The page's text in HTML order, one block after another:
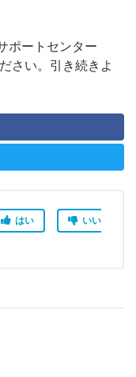
ポートセンター
さい。引き続きよ
はい
いい